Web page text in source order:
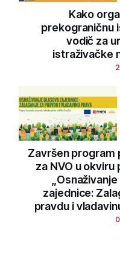
Kako
prekograničnu
vodič za
istraživačke
Završen program
za NVO u okviru
zajednice:
pravdu i